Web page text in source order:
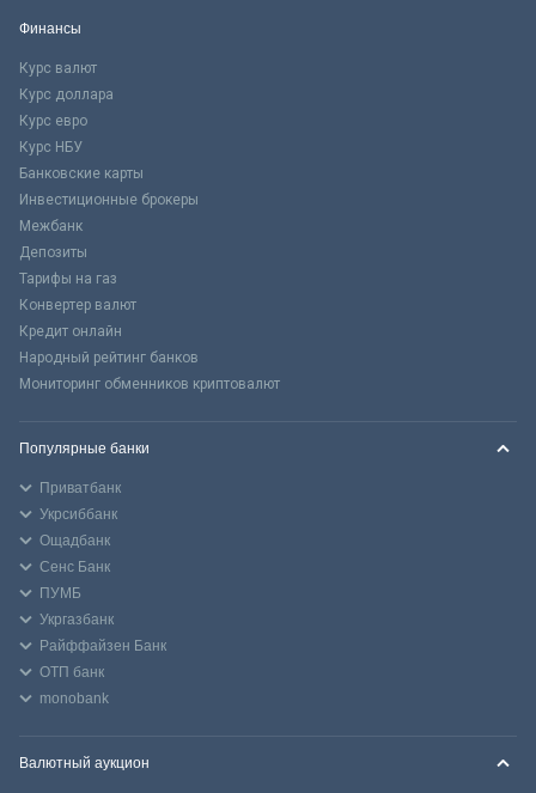
Финансы
Курс валют
Курс доллара
Курс евро
Курс НБУ
Банковские карты
Инвестиционные брокеры
Межбанк
Депозиты
Тарифы на газ
Конвертер валют
Кредит онлайн
Народный рейтинг банков
Мониторинг обменников криптовалют
Популярные банки
Приватбанк
Укрсиббанк
Ощадбанк
Сенс Банк
ПУМБ
Укргазбанк
Райффайзен Банк
ОТП банк
monobank
Валютный аукцион